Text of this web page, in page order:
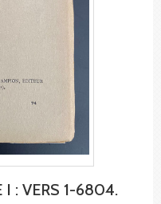
I : VERS 1-6804.